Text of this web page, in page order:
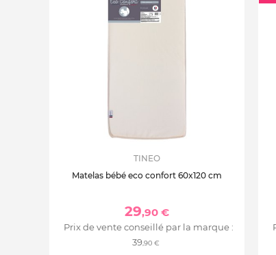
TINEO
Matelas bébé eco confort 60x120 cm
29,90 €
Prix de vente conseillé par la marque :
39,90 €